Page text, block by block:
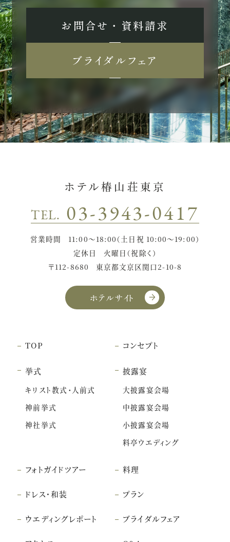
お問合せ ・ 資料請求
ブライダルフェア
ホテル椿山荘東京
TEL. 03-3943-0417
営業時間
11:00〜18:00（土日祝 10:00〜19:00）
定休日
火曜日（祝除く）
〒112-8680
東京都文京区関口2-10-8
ホテルサイト
TOP コンセプト
挙式
キリスト教式・人前式
神前挙式
神社挙式
披露宴
大披露宴会場
中披露宴会場
小披露宴会場
料亭ウエディング
フォトガイドツアー 料理
ドレス・和装 プラン
ウエディングレポート ブライダルフェア